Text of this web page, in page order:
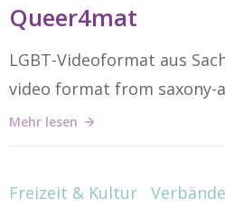
Queer4mat
LGBT-Videoformat aus
video format from saxony-
Mehr lesen
Freizeit & Kultur Verbände